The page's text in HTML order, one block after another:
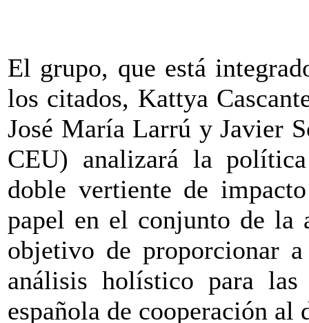
El grupo, que está
los citados, Kattya
José María Larrú y Javier
CEU) analizará la
doble vertiente de
papel en el conjunto de la
objetivo de proporcionar
análisis holístico para
española de cooperación